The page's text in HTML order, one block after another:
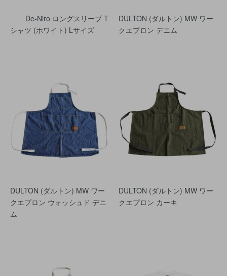
De-Niro ロングスリーブ T
シャツ (ホワイト) Lサイズ
DULTON (ダルトン) MW ワー
クエプロン デニム
DULTON (ダルトン) MW ワー
クエプロン ウォッシュド デニ
ム
DULTON (ダルトン) MW ワー
クエプロン カーキ